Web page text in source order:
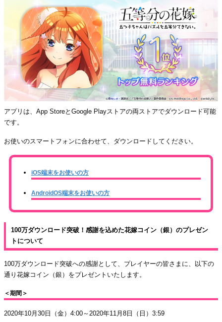
アプリは、App StoreとGoogle Playストアの両ストアでダウンロード可能
です。
お使いのスマートフォンに合わせて、ダウンロードしてください。
iOS端末をお使いの方
AndroidOS端末をお使いの方
100万ダウンロード突破！感謝を込めた花嫁コイン（銀）のプレゼン
トについて
100万ダウンロード突破への感謝として、プレイヤーの皆さまに、以下の
通り花嫁コイン（銀）をプレゼントいたします。
＜期間＞
2020年10月30日（金）4:00～2020年11月8日（日）3:59